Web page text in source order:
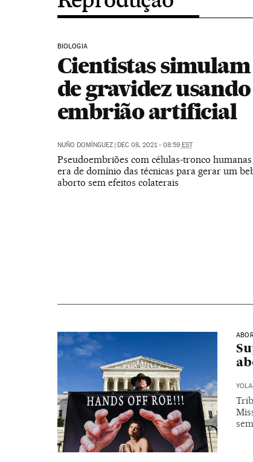
BIOLOGIA
Cientistas
de gravidez usando
embrião artificial
NUÑO DOMÍNGUEZ | DEC 08, 2021 - 08:59 EST
Pseudoembriões com células-tronco
era de domínio das técnicas para gerar um
aborto sem efeitos colaterais